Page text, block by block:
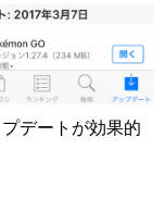
デートが効果的